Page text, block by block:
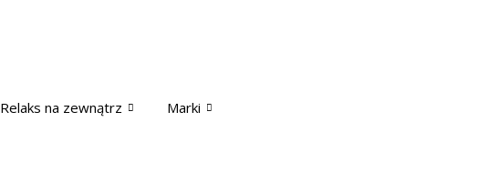
Relaks na zewnątrz Marki